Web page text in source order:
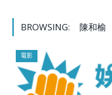
BROWSING: 陳和榆
電影